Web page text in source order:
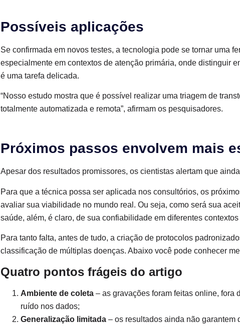
Possíveis aplicações
Se confirmada em novos testes, a tecnologia pode se tornar uma
especialmente em contextos de atenção primária, onde distinguir
é uma tarefa delicada.
“Nosso estudo mostra que é possível realizar uma triagem de
totalmente automatizada e remota”, afirmam os pesquisadores.
Próximos passos envolvem mais
Apesar dos resultados promissores, os cientistas alertam que
Para que a técnica possa ser aplicada nos consultórios, os
avaliar sua viabilidade no mundo real. Ou seja, como será sua
saúde, além, é claro, de sua confiabilidade em diferentes
Para tanto falta, antes de tudo, a criação de protocolos
classificação de múltiplas doenças. Abaixo você pode conhecer
Quatro pontos frágeis do artigo
Ambiente de coleta– as gravações foram feitas online, fora
ruído nos dados;
Generalização limitada– os resultados ainda não garantem